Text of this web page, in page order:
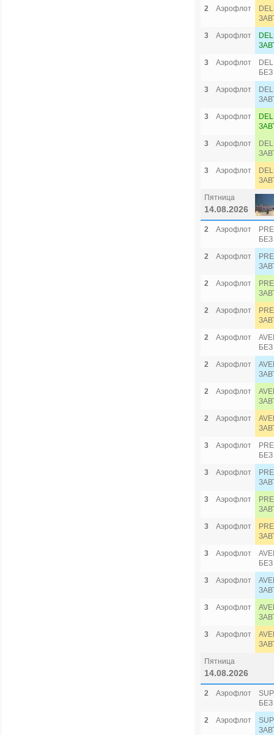
2
Аэрофлот
3
Аэрофлот
3
Аэрофлот
3
Аэрофлот
3
Аэрофлот
3
Аэрофлот
3
Аэрофлот
Пятница
14.08.2026
2 Аэрофлот
2
Аэрофлот
2
Аэрофлот
2
Аэрофлот
2
Аэрофлот
2
Аэрофлот
2
Аэрофлот
2
Аэрофлот
3
Аэрофлот
3
Аэрофлот
3
Аэрофлот
3
Аэрофлот
3
Аэрофлот
3
Аэрофлот
3
Аэрофлот
3
Аэрофлот
Пятница
14.08.2026
2 Аэрофлот
2
Аэрофлот